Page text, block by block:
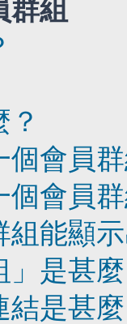
群組
個會員
個會員
組能顯
」是甚
結是甚